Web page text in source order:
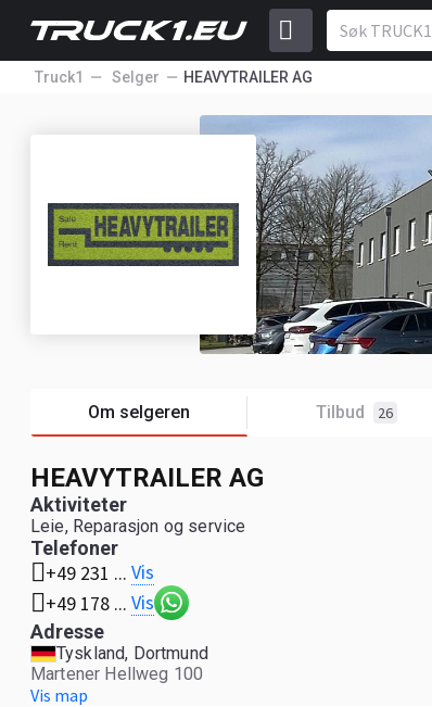
Truck1 Selger HEAVYTRAILER AG
Om selgeren Tilbud 26
HEAVYTRAILER AG
Aktiviteter
Leie, Reparasjon og service
Telefoner
+49 231 ... Vis
+49 178 ... Vis
Adresse
Tyskland, Dortmund
Martener Hellweg 100
Vis map